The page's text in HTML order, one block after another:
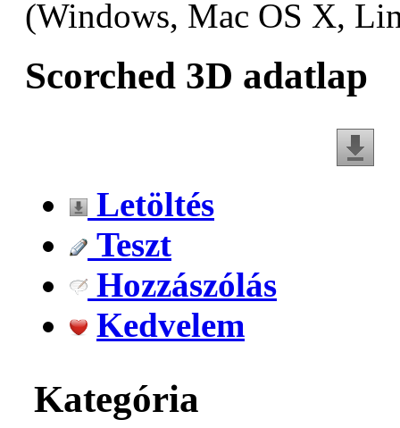
(Windows, Mac OS X,
Scorched 3D adatlap
Letöltés
Teszt
Hozzászólás
Kedvelem
Kategória